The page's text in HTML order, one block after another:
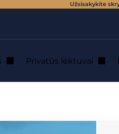
Užsisakykite
Privatūs lėktuvai